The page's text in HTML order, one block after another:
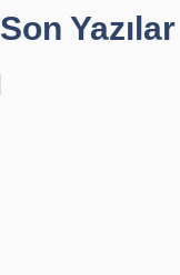
Son Yazılar